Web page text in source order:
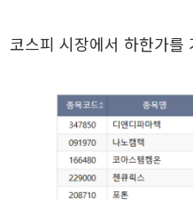
코스피 시장에서 하한가를